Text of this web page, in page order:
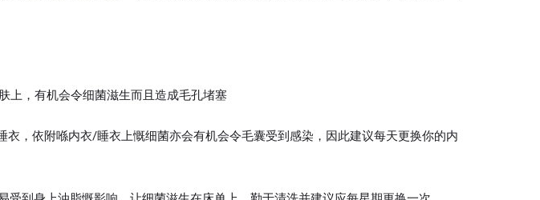
上，有机会令细菌滋生而且造成毛孔堵塞
，依附喺内衣/睡衣上慨细菌亦会有机会令毛囊受到感染，因此建议每天更换你的内